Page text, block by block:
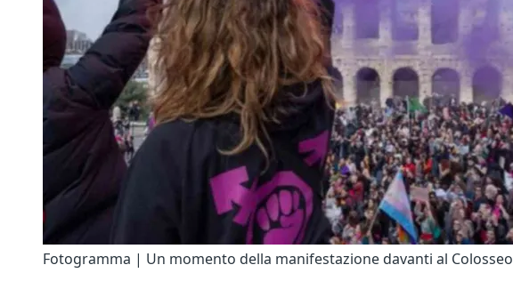
Fotogramma | Un momento della manifestazione davanti al Colosseo